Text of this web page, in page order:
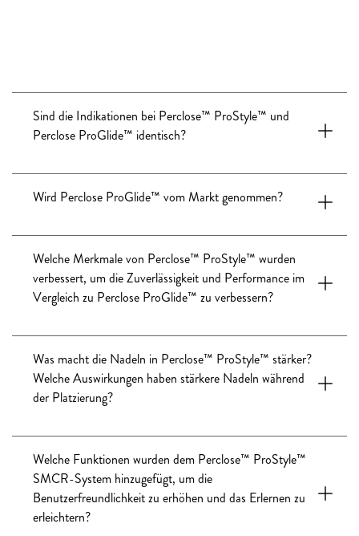
Sind die Indikationen bei Perclose™ ProStyle™ und
Perclose ProGlide™ identisch?
Wird Perclose ProGlide™ vom Markt genommen?
Welche Merkmale von Perclose™ ProStyle™ wurden
verbessert, um die Zuverlässigkeit und Performance im
Vergleich zu Perclose ProGlide™ zu verbessern?
Was macht die Nadeln in Perclose™ ProStyle™ stärker?
Welche Auswirkungen haben stärkere Nadeln während
der Platzierung?
Welche Funktionen wurden dem Perclose™ ProStyle™
SMCR-System hinzugefügt, um die
Benutzerfreundlichkeit zu erhöhen und das Erlernen zu
erleichtern?